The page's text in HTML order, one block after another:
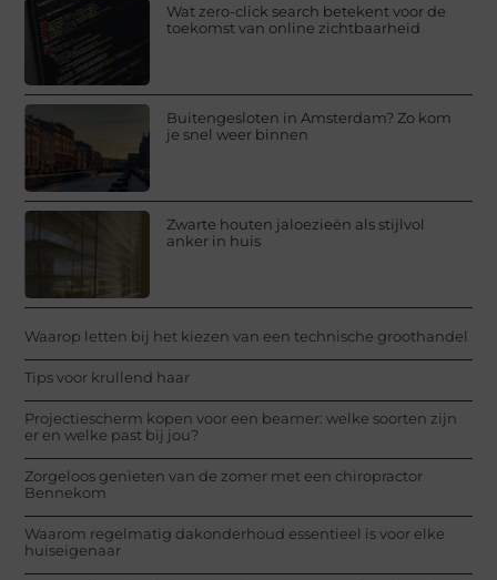
Wat zero-click search betekent voor de
toekomst van online zichtbaarheid
Buitengesloten in Amsterdam? Zo kom
je snel weer binnen
Zwarte houten jaloezieën als stijlvol
anker in huis
Waarop letten bij het kiezen van een technische groothandel
Tips voor krullend haar
Projectiescherm kopen voor een beamer: welke soorten zijn
er en welke past bij jou?
Zorgeloos genieten van de zomer met een chiropractor
Bennekom
Waarom regelmatig dakonderhoud essentieel is voor elke
huiseigenaar